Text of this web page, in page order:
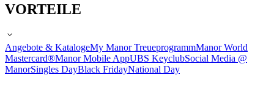
VORTEILE
Angebote & KatalogeMy Manor TreueprogrammManor World
Mastercard®Manor Mobile AppUBS KeyclubSocial Media @
ManorSingles DayBlack FridayNational Day